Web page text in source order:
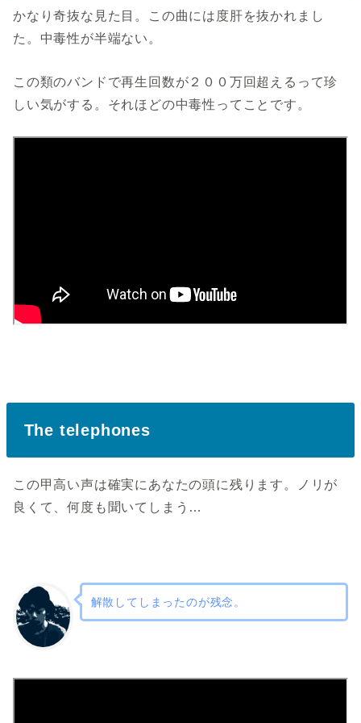
かなり奇抜な見た目。この曲には度肝を抜かれまし
た。中毒性が半端ない。
この類のバンドで再生回数が２００万回超えるって珍
しい気がする。それほどの中毒性ってことです。
The telephones
この甲高い声は確実にあなたの頭に残ります。ノリが
良くて、何度も聞いてしまう…
解散してしまったのが残念。